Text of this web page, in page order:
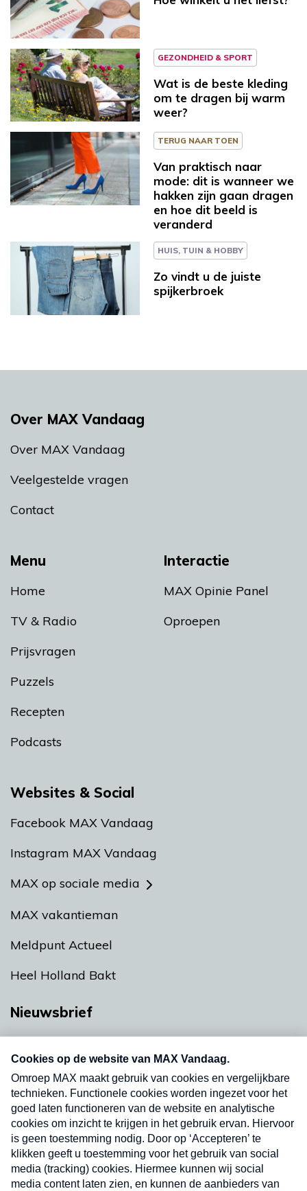
GEZONDHEID & SPORT
Wat is de beste kleding
om te dragen bij warm
weer?
TERUG NAAR TOEN
Van praktisch naar
mode: dit is wanneer we
hakken zijn gaan dragen
en hoe dit beeld is
veranderd
HUIS, TUIN & HOBBY
Zo vindt u de juiste
spijkerbroek
Menu
Home
TV & Radio
Prijsvragen
Puzzels
Recepten
Podcasts
Interactie
MAX Opinie Panel
Oproepen
Over MAX Vandaag
Over MAX Vandaag
Veelgestelde vragen
Contact
Websites & Social
Facebook MAX Vandaag
Instagram MAX Vandaag
MAX op sociale media
MAX vakantieman
Meldpunt Actueel
Heel Holland Bakt
Nieuwsbrief
Neem hier een gratis abonnement op onze
nieuwsbrief. Elke vrijdag- en dinsdagochtend in
uw mailbox.
Verzend